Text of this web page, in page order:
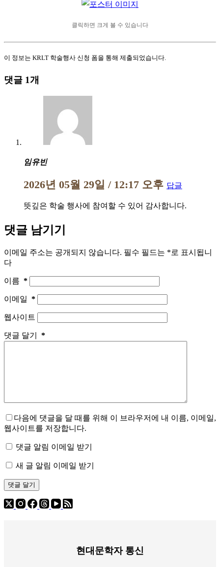
클릭하면 크게 볼 수 있습니다
이 정보는 KRLT 학술행사 신청 폼을 통해 제출되었습니다.
댓글 1개
임유빈
2026년 05월 29일 / 12:17 오후 답글
뜻깊은 학술 행사에 참여할 수 있어 감사합니다.
댓글 남기기
이메일 주소는 공개되지 않습니다. 필수 필드는 *로 표시됩니
다
이름 *
이메일 *
웹사이트
댓글 달기 *
다음에 댓글을 달 때를 위해 이 브라우저에 내 이름, 이메일,
웹사이트를 저장합니다.
댓글 알림 이메일 받기
새 글 알림 이메일 받기
댓글 달기
현대문학자 통신